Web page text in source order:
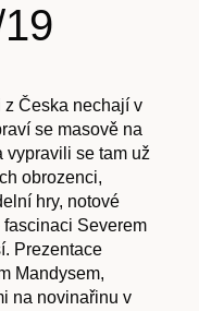
z Česka nechají v
se masově na
vypravili se tam už
obrozenci,
hry, notové
Severem
Prezentace
Mandysem,
na novinařinu v